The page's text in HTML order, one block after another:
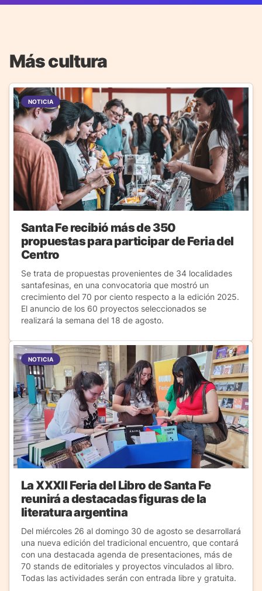
Más cultura
NOTICIA
Santa Fe recibió más de 350
propuestas para participar de Feria del
Centro
Se trata de propuestas provenientes de 34 localidades
santafesinas, en una convocatoria que mostró un
crecimiento del 70 por ciento respecto a la edición 2025.
El anuncio de los 60 proyectos seleccionados se
realizará la semana del 18 de agosto.
NOTICIA
La XXXII Feria del Libro de Santa Fe
reunirá a destacadas figuras de la
literatura argentina
Del miércoles 26 al domingo 30 de agosto se desarrollará
una nueva edición del tradicional encuentro, que contará
con una destacada agenda de presentaciones, más de
70 stands de editoriales y proyectos vinculados al libro.
Todas las actividades serán con entrada libre y gratuita.